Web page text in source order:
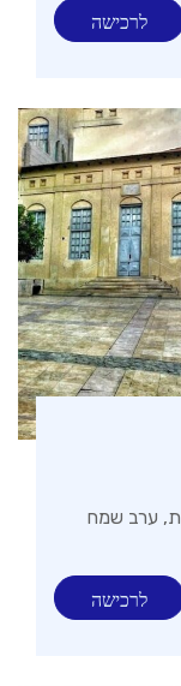
לרכישה
ערב שמח
לרכישה